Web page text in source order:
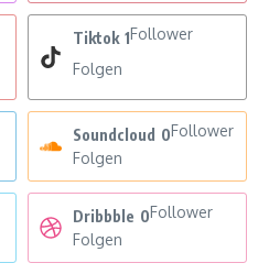
Tiktok 1Follower
Folgen
Soundcloud 0Follower
Folgen
Dribbble 0Follower
Folgen